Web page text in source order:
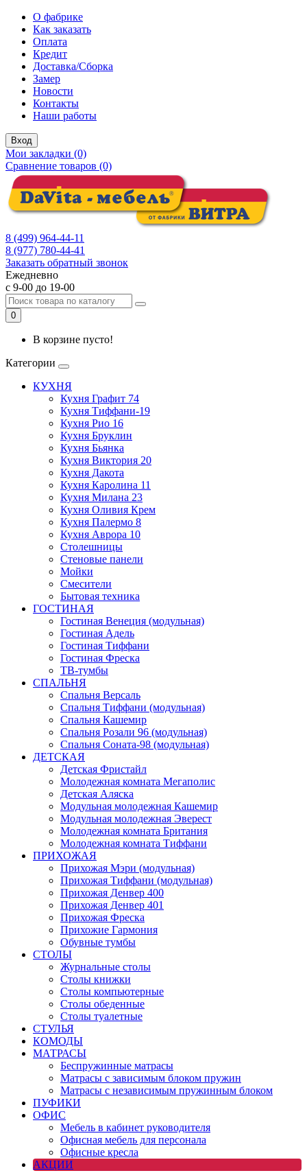
О фабрике
Как заказать
Оплата
Кредит
Доставка/Сборка
Замер
Новости
Контакты
Наши работы
Вход
Мои закладки (0)
Сравнение товаров (0)
8 (499) 964-44-11
8 (977) 780-44-41
Заказать обратный звонок
Ежедневно
с 9-00 до 19-00
0
В корзине пусто!
Категории
КУХНЯ
Кухня Графит 74
Кухня Тиффани-19
Кухня Рио 16
Кухня Бруклин
Кухня Бьянка
Кухня Виктория 20
Кухня Дакота
Кухня Каролина 11
Кухня Милана 23
Кухня Оливия Крем
Кухня Палермо 8
Кухня Аврора 10
Столешницы
Стеновые панели
Мойки
Смесители
Бытовая техника
ГОСТИНАЯ
Гостиная Венеция (модульная)
Гостиная Адель
Гостиная Тиффани
Гостиная Фреска
ТВ-тумбы
СПАЛЬНЯ
Спальня Версаль
Спальня Тиффани (модульная)
Спальня Кашемир
Спальня Розали 96 (модульная)
Спальня Соната-98 (модульная)
ДЕТСКАЯ
Детская Фристайл
Молодежная комната Мегаполис
Детская Аляска
Модульная молодежная Кашемир
Модульная молодежная Эверест
Молодежная комната Британия
Молодежная комната Тиффани
ПРИХОЖАЯ
Прихожая Мэри (модульная)
Прихожая Тиффани (модульная)
Прихожая Денвер 400
Прихожая Денвер 401
Прихожая Фреска
Прихожие Гармония
Обувные тумбы
СТОЛЫ
Журнальные столы
Столы книжки
Столы компьютерные
Столы обеденные
Столы туалетные
СТУЛЬЯ
КОМОДЫ
МАТРАСЫ
Беспружинные матрасы
Матрасы с зависимым блоком пружин
Матрасы с независимым пружинным блоком
ПУФИКИ
ОФИС
Мебель в кабинет руководителя
Офисная мебель для персонала
Офисные кресла
АКЦИИ